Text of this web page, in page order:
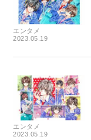
エンタメ
2023.05.19
エンタメ
2023.05.19